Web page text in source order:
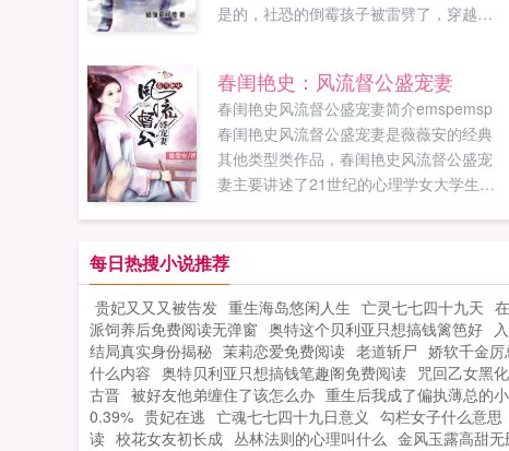
是的，社恐的倒霉孩子被雷劈了，穿越也
的山头狐假虎威。远古时代不习惯不要
紧，只要苟过足够的时间，就能继续向前
飞翔。近距离观摩究极弟控因陀罗...
春闺艳史：风流督公盛宠妻
春闺艳史风流督公盛宠妻简介emspemsp
春闺艳史风流督公盛宠妻是薇薇安的经典
其他类型类作品，春闺艳史风流督公盛宠
妻主要讲述了21世纪的心理学女大学生，
海棠屋（haitangshuwucom）提供春闺艳
史风流督公盛宠妻最新章节全文免费阅
读！。...
每日热搜小说推荐
贵妃又又又被告发 重生海岛悠闲人生 亡灵七七四十九天
派饲养后免费阅读无弹窗 奥特这个贝利亚只想搞钱篱笆好
结局真实身份揭秘 茉莉恋爱免费阅读 老道斩尸 娇软千金
什么内容 奥特贝利亚只想搞钱笔趣阁免费阅读 咒回乙女黑
古晋 被好友他弟缠住了该怎么办 重生后我成了偏执薄总的
0.39% 贵妃在逃 亡魂七七四十九日意义 勾栏女子什么意思
读 校花女友初长成 丛林法则的心理叫什么 金风玉露高甜无